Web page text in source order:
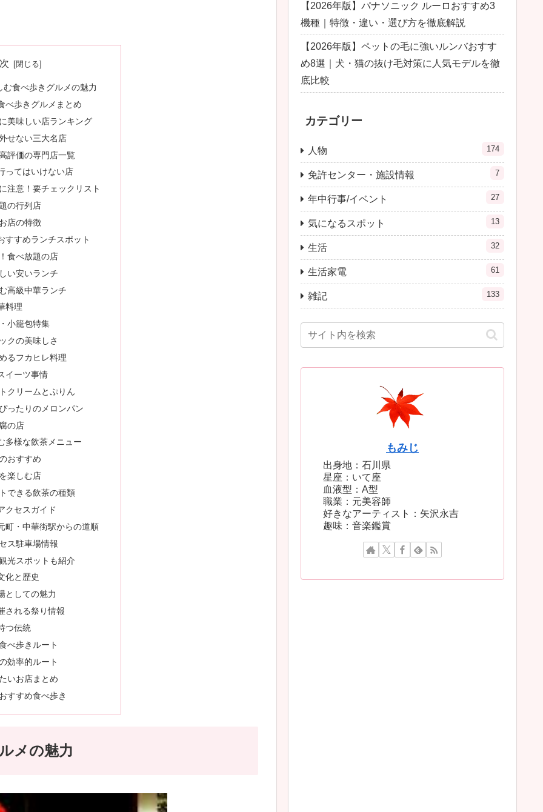
む食べ歩きグルメの魅力
べ歩きグルメまとめ
美味しい店ランキング
せない三大名店
評価の専門店一覧
ってはいけない店
注意！要チェックリスト
の行列店
店の特徴
すすめランチスポット
食べ放題の店
い安いランチ
高級中華ランチ
料理
小籠包特集
クの美味しさ
るフカヒレ料理
イーツ事情
クリームとぷりん
ったりのメロンパン
の店
多様な飲茶メニュー
おすすめ
楽しむ店
できる飲茶の種類
クセスガイド
町・中華街駅からの道順
ス駐車場情報
光スポットも紹介
化と歴史
としての魅力
される祭り情報
つ伝統
べ歩きルート
効率的ルート
いお店まとめ
すすめ食べ歩き
メの魅力
【2026年版】パナソニック ルーロおすすめ3
機種｜特徴・違い・選び方を徹底解説
【2026年版】ペットの毛に強いルンバおすす
め8選｜犬・猫の抜け毛対策に人気モデルを徹
底比較
カテゴリー
人物 174
免許センター・施設情報 7
年中行事/イベント 27
気になるスポット 13
生活 32
生活家電 61
雑記 133
もみじ
出身地：石川県
星座：いて座
血液型：A型
職業：元美容師
好きなアーティスト：矢沢永吉
趣味：音楽鑑賞